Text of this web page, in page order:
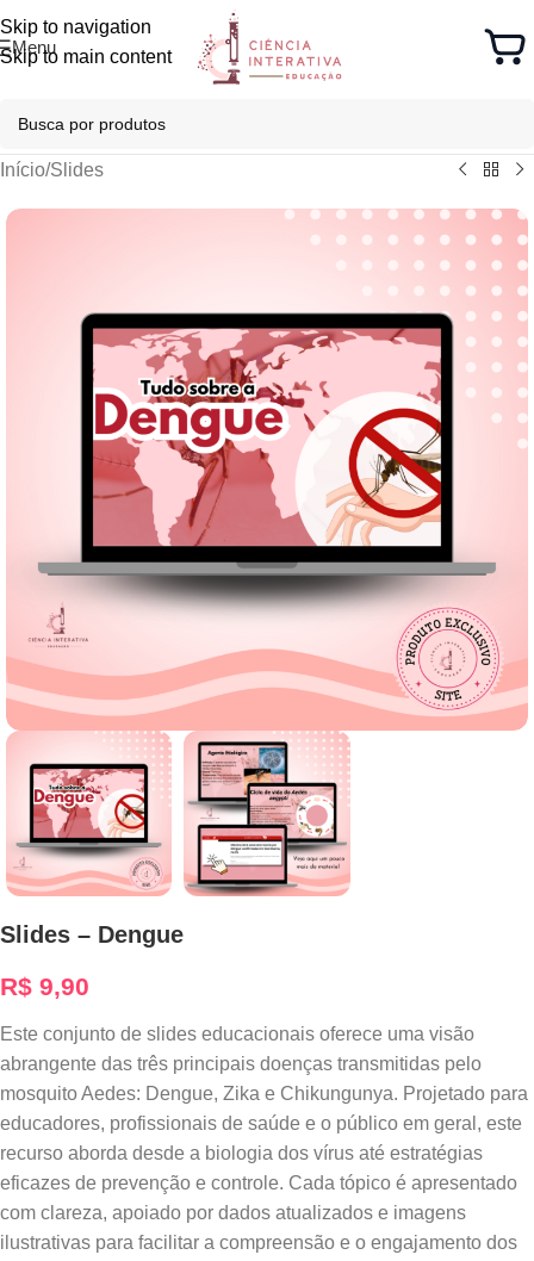
Skip to navigation
Skip to main content
Menu
Início/Slides
Slides – Dengue
R$ 9,90
Este conjunto de slides educacionais oferece uma visão
abrangente das três principais doenças transmitidas pelo
mosquito Aedes: Dengue, Zika e Chikungunya. Projetado para
educadores, profissionais de saúde e o público em geral, este
recurso aborda desde a biologia dos vírus até estratégias
eficazes de prevenção e controle. Cada tópico é apresentado
com clareza, apoiado por dados atualizados e imagens
ilustrativas para facilitar a compreensão e o engajamento dos